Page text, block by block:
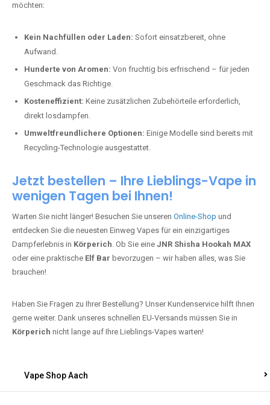
möchten:
Kein Nachfüllen oder Laden: Sofort einsatzbereit, ohne
Aufwand.
Hunderte von Aromen: Von fruchtig bis erfrischend – für jeden
Geschmack das Richtige.
Kosteneffizient: Keine zusätzlichen Zubehörteile erforderlich,
direkt losdampfen.
Umweltfreundlichere Optionen: Einige Modelle sind bereits mit
Recycling-Technologie ausgestattet.
Jetzt bestellen – Ihre Lieblings-Vape in
wenigen Tagen bei Ihnen!
Warten Sie nicht länger! Besuchen Sie unseren Online-Shop und
entdecken Sie die neuesten Einweg Vapes für ein einzigartiges
Dampferlebnis in Körperich. Ob Sie eine JNR Shisha Hookah MAX
oder eine praktische Elf Bar bevorzugen – wir haben alles, was Sie
brauchen!
Haben Sie Fragen zu Ihrer Bestellung? Unser Kundenservice hilft Ihnen
gerne weiter. Dank unseres schnellen EU-Versands müssen Sie in
Körperich nicht lange auf Ihre Lieblings-Vapes warten!
Vape Shop Aach